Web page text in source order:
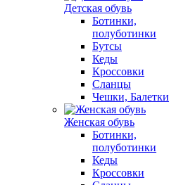
Детская обувь
Ботинки,
полуботинки
Бутсы
Кеды
Кроссовки
Сланцы
Чешки, Балетки
Женская обувь
Ботинки,
полуботинки
Кеды
Кроссовки